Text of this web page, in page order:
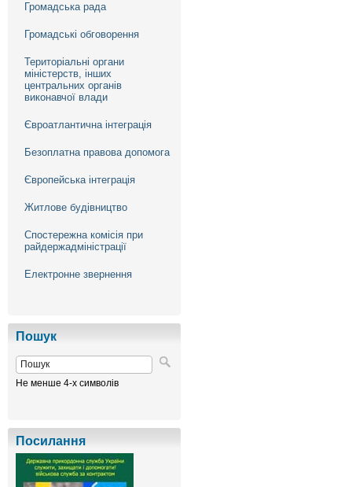
Громадська рада
Громадські обговорення
Територіальні органи
міністерств, інших
центральних органів
виконавчої влади
Євроатлантична інтеграція
Безоплатна правова допомога
Європейська інтеграція
Житлове будівництво
Спостережна комісія при
райдержадміністрації
Електронне звернення
Пошук
Не менше 4-х символів
Посилання